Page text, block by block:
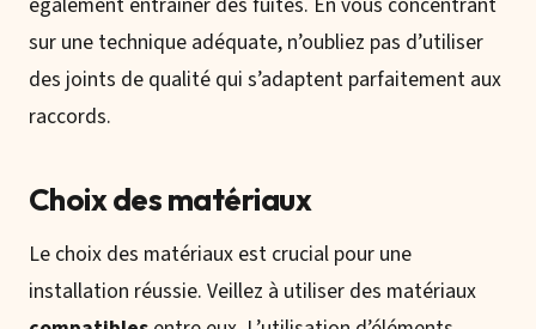
sur une technique adéquate, n’oubliez pas d’utiliser
des joints de qualité qui s’adaptent parfaitement aux
raccords.
Choix des matériaux
Le choix des matériaux est crucial pour une
installation réussie. Veillez à utiliser des matériaux